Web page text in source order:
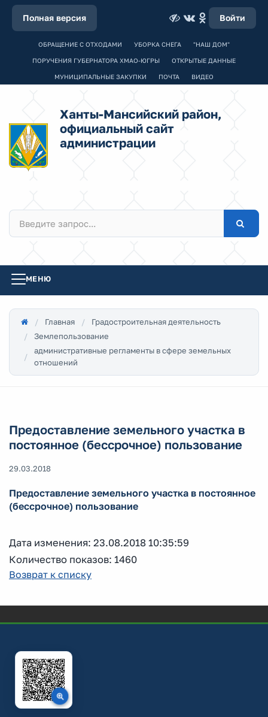
Полная версия Войти
ОБРАЩЕНИЕ С ОТХОДАМИ УБОРКА СНЕГА "НАШ ДОМ"
ПОРУЧЕНИЯ ГУБЕРНАТОРА ХМАО-ЮГРЫ ОТКРЫТЫЕ ДАННЫЕ
МУНИЦИПАЛЬНЫЕ ЗАКУПКИ ПОЧТА ВИДЕО
Ханты-Мансийский район,
официальный сайт
администрации
МЕНЮ
Главная
Градостроительная деятельность
Землепользование
административные регламенты в сфере земельных
отношений
Предоставление земельного участка в
постоянное (бессрочное) пользование
29.03.2018
Предоставление земельного участка в постоянное
(бессрочное) пользование
Дата изменения: 23.08.2018 10:35:59
Количество показов: 1460
Возврат к списку